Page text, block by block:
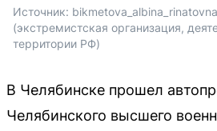
Источник:
(экстремистская организация,
территории РФ)
В Челябинске прошел
Челябинского высшего